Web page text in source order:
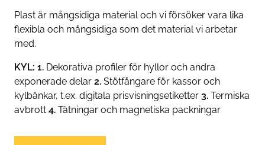
Plast är mångsidiga material och vi försöker vara lika
flexibla och mångsidiga som det material vi arbetar
med.
KYL: 1. Dekorativa profiler för hyllor och andra
exponerade delar 2. Stötfångare för kassor och
kylbänkar, t.ex. digitala prisvisningsetiketter 3. Termiska
avbrott 4. Tätningar och magnetiska packningar